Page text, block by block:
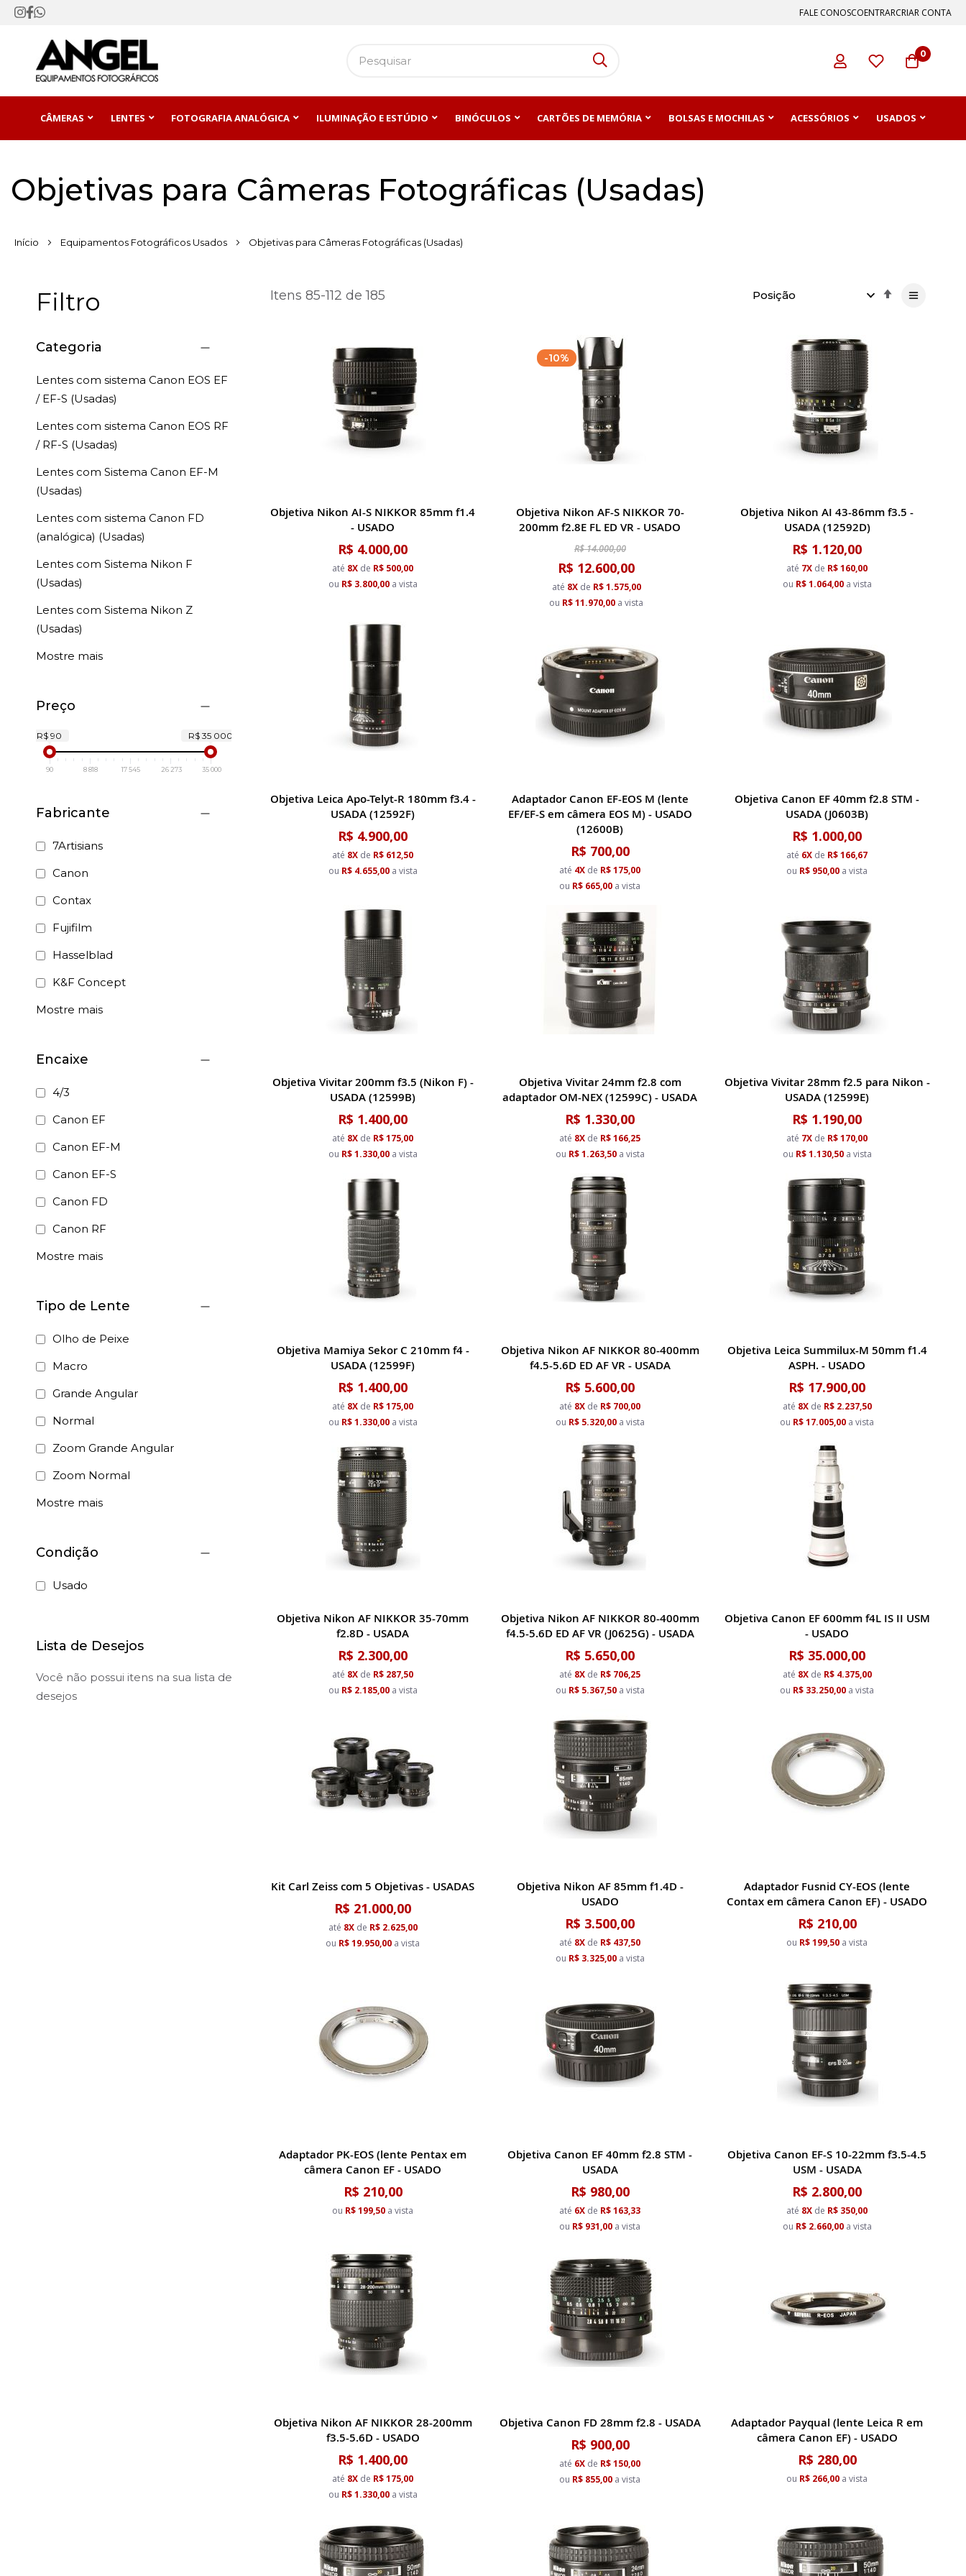
FALE CONOSCOENTRARCRIAR CONTA
0
CÂMERAS LENTES FOTOGRAFIA ANALÓGICA ILUMINAÇÃO E ESTÚDIO BINÓCULOS CARTÕES DE MEMÓRIA BOLSAS E MOCHILAS ACESSÓRIOS USADOS
Objetivas para Câmeras Fotográficas (Usadas)
Início Equipamentos Fotográficos Usados Objetivas para Câmeras Fotográficas (Usadas)
Itens 85-112 de185
Definir
Objetiva Nikon AI-S NIKKOR 85mm f1.4
- USADO
R$ 4.000,00
até 8X de R$ 500,00
ou R$ 3.800,00a vista
-10%
Objetiva Nikon AF-S NIKKOR 70-
200mm f2.8E FL ED VR - USADO
R$ 12.600,00
até 8Xde R$ 1.575,00
ou R$ 11.970,00 a vista
R$ 14.000,00
Objetiva Nikon AI 43-86mm f3.5 -
USADA (12592D)
R$ 1.120,00
até 7X de R$ 160,00
ou R$ 1.064,00a vista
Objetiva Leica Apo-Telyt-R 180mm f3.4 -
USADA (12592F)
R$ 4.900,00
até 8X de R$ 612,50
ou R$ 4.655,00a vista
Adaptador Canon EF-EOS M (lente
EF/EF-S em câmera EOS M) - USADO
(12600B)
R$ 700,00
até 4X de R$ 175,00
ou R$ 665,00 a vista
Objetiva Canon EF 40mm f2.8 STM -
USADA (J0603B)
R$ 1.000,00
até 6X de R$ 166,67
ou R$ 950,00 a vista
Objetiva Vivitar 200mm f3.5 (Nikon F) -
USADA (12599B)
R$ 1.400,00
até 8X de R$ 175,00
ou R$ 1.330,00a vista
Objetiva Vivitar 24mm f2.8 com
adaptador OM-NEX (12599C) - USADA
R$ 1.330,00
até 8X de R$ 166,25
ou R$ 1.263,50a vista
Objetiva Vivitar 28mm f2.5 para Nikon -
USADA (12599E)
R$ 1.190,00
até 7X de R$ 170,00
ou R$ 1.130,50a vista
Objetiva Mamiya Sekor C 210mm f4 -
USADA (12599F)
R$ 1.400,00
até 8X de R$ 175,00
ou R$ 1.330,00a vista
Objetiva Nikon AF NIKKOR 80-400mm
f4.5-5.6D ED AF VR - USADA
R$ 5.600,00
até 8X de R$ 700,00
ou R$ 5.320,00a vista
Objetiva Leica Summilux-M 50mm f1.4
ASPH. - USADO
R$ 17.900,00
até 8Xde R$ 2.237,50
ou R$ 17.005,00 a vista
Objetiva Nikon AF NIKKOR 35-70mm
f2.8D - USADA
R$ 2.300,00
até 8X de R$ 287,50
ou R$ 2.185,00a vista
Objetiva Nikon AF NIKKOR 80-400mm
f4.5-5.6D ED AF VR (J0625G) - USADA
R$ 5.650,00
até 8X de R$ 706,25
ou R$ 5.367,50a vista
Objetiva Canon EF 600mm f4L IS II USM
- USADO
R$ 35.000,00
até 8Xde R$ 4.375,00
ou R$ 33.250,00 a vista
Kit Carl Zeiss com 5 Objetivas - USADAS
R$ 21.000,00
até 8Xde R$ 2.625,00
ou R$ 19.950,00 a vista
Objetiva Nikon AF 85mm f1.4D -
USADO
R$ 3.500,00
até 8X de R$ 437,50
ou R$ 3.325,00a vista
Adaptador Fusnid CY-EOS (lente
Contax em câmera Canon EF) - USADO
R$ 210,00
ou R$ 199,50 a vista
Adaptador PK-EOS (lente Pentax em
câmera Canon EF - USADO
R$ 210,00
ou R$ 199,50 a vista
Objetiva Canon EF 40mm f2.8 STM -
USADA
R$ 980,00
até 6X de R$ 163,33
ou R$ 931,00 a vista
Objetiva Canon EF-S 10-22mm f3.5-4.5
USM - USADA
R$ 2.800,00
até 8X de R$ 350,00
ou R$ 2.660,00a vista
Objetiva Nikon AF NIKKOR 28-200mm
f3.5-5.6D - USADO
R$ 1.400,00
até 8X de R$ 175,00
ou R$ 1.330,00a vista
Objetiva Canon FD 28mm f2.8 - USADA
R$ 900,00
até 6X de R$ 150,00
ou R$ 855,00 a vista
Adaptador Payqual (lente Leica R em
câmera Canon EF) - USADO
R$ 280,00
ou R$ 266,00 a vista
Filtro
Categoria
Lentes com sistema Canon EOS EF
/ EF-S (Usadas)
Lentes com sistema Canon EOS RF
/ RF-S (Usadas)
Lentes com Sistema Canon EF-M
(Usadas)
Lentes com sistema Canon FD
(analógica) (Usadas)
Lentes com Sistema Nikon F
(Usadas)
Lentes com Sistema Nikon Z
(Usadas)
Mostre mais
Preço
R$ 90 R$ 35 000
90 8 818 17 545 26 273 35 000
Fabricante
7Artisians
Canon
Contax
Fujifilm
Hasselblad
K&F Concept
Mostre mais
Encaixe
4/3
Canon EF
Canon EF-M
Canon EF-S
Canon FD
Canon RF
Mostre mais
Tipo de Lente
Olho de Peixe
Macro
Grande Angular
Normal
Zoom Grande Angular
Zoom Normal
Mostre mais
Condição
Usado
Lista de Desejos
Você não possui itens na sua lista de
desejos